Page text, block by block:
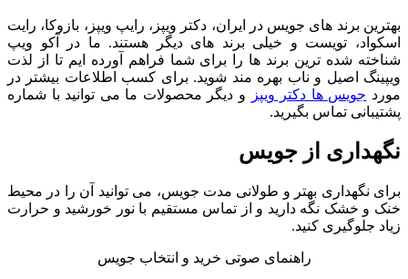
بهترین برند های جویس در ایران، دکتر ویپز، رایپ ویپز، بازوکا، رایت
اسکواد، تویست و خیلی برند های دیگر هستند. ما در آکو ویپ
شناخته شده ترین برند ها را برای شما فراهم آورده ایم تا از لذت
ویپینگ اصیل و ناب بهره مند شوید. برای کسب اطلاعات بیشتر در
مورد جویس ها دکتر ویپز
و دیگر محصولات ما می توانید با شماره
پشتیبانی تماس بگیرید.
نگهداری از جویس
برای نگهداری بهتر و طولانی ‌مدت جویس، می ‌توانید آن را در محیط
خنک و خشک نگه دارید و از تماس مستقیم با نور خورشید و حرارت
زیاد جلوگیری کنید.
راهنمای صوتی خرید و انتخاب جویس